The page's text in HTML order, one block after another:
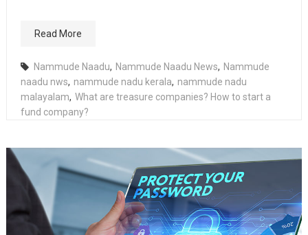
Read More
Nammude Naadu, Nammude Naadu News, Nammude
naadu nws, nammude nadu kerala, nammude nadu
malayalam, What are treasure companies? How to start a
fund company?